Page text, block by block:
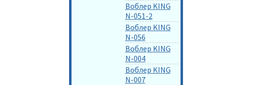
Воблер KING
N-051-2
Воблер KING
N-056
Воблер KING
N-004
Воблер KING
N-007